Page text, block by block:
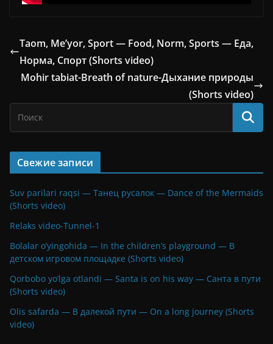
Taom, Me’yor, Sport — Food, Norm, Sports — Еда,
Норма, Спорт (Shorts video)
Mohir tabiat-Breath of nature-Дыхание природы
(Shorts video)
Свежие записи
Suv parilari raqsi — Танец русалок — Dance of the Mermaids
(Shorts video)
Relaks video-Tunnel-1
Bolalar o’yingohida — In the children’s playground — В
детском игровом площадке (Shorts video)
Qorbobo yo’lga otlandi — Santa is on his way — Санта в пути
(Shorts video)
Olis safarda — В далекой пути — On a long journey (Shorts
video)